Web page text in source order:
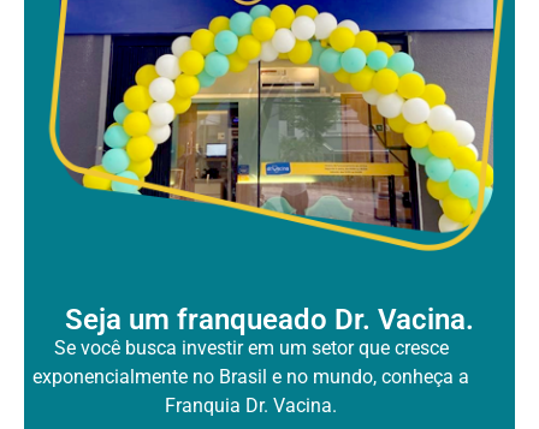
Seja um franqueado Dr. Vacina.
Se você busca investir em um setor que cresce
exponencialmente no Brasile no mundo, conheça a
Franquia Dr. Vacina.